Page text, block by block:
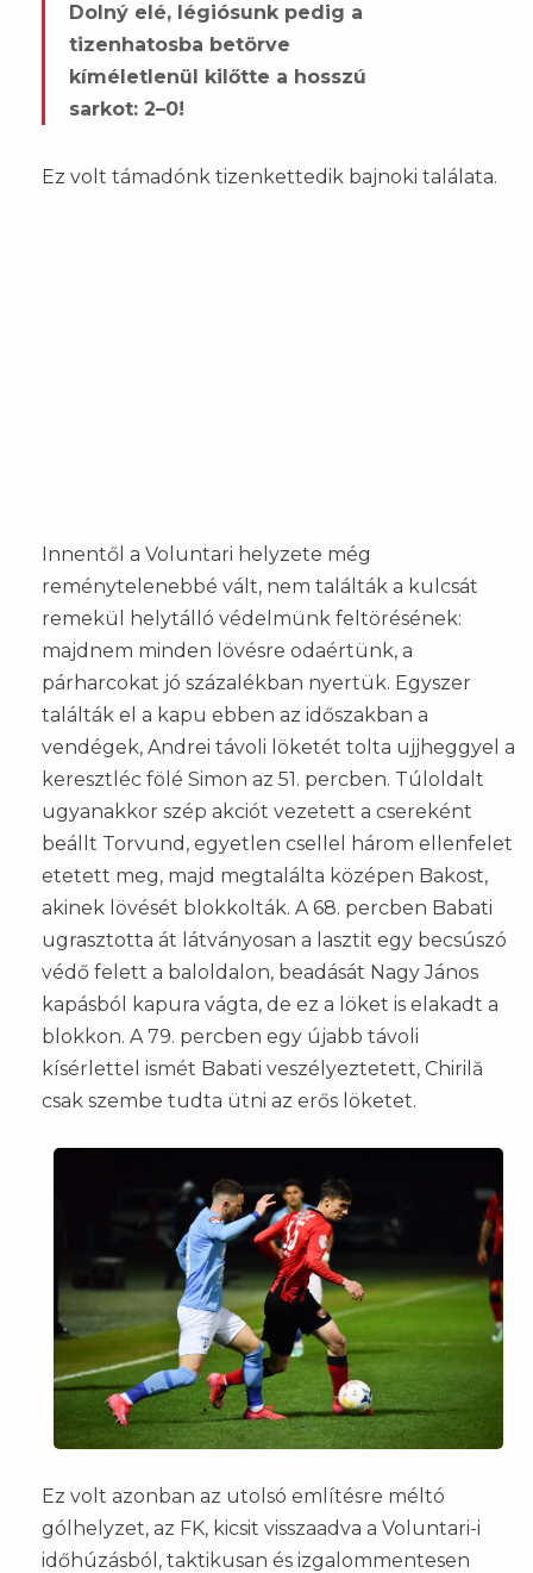
Dolný elé, légiósunk pedig a
tizenhatosba betörve
kíméletlenül kilőtte a hosszú
sarkot: 2–0!
Ez volt támadónk tizenkettedik bajnoki találata.
Innentől a Voluntari helyzete még
reménytelenebbé vált, nem találták a kulcsát
remekül helytálló védelmünk feltörésének:
majdnem minden lövésre odaértünk, a
párharcokat jó százalékban nyertük. Egyszer
találták el a kapu ebben az időszakban a
vendégek, Andrei távoli löketét tolta ujjheggyel a
keresztléc fölé Simon az 51. percben. Túloldalt
ugyanakkor szép akciót vezetett a csereként
beállt Torvund, egyetlen csellel három ellenfelet
etetett meg, majd megtalálta középen Bakost,
akinek lövését blokkolták. A 68. percben Babati
ugrasztotta át látványosan a lasztit egy becsúszó
védő felett a baloldalon, beadását Nagy János
kapásból kapura vágta, de ez a löket is elakadt a
blokkon. A 79. percben egy újabb távoli
kísérlettel ismét Babati veszélyeztetett, Chirilă
csak szembe tudta ütni az erős löketet.
Ez volt azonban az utolsó említésre méltó
gólhelyzet, az FK, kicsit visszaadva a Voluntari-i
időhúzásból, taktikusan és izgalommentesen